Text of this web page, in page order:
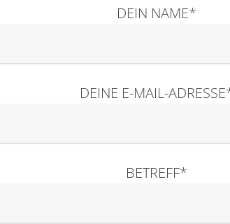
DEIN NAME*
DEINE E-MAIL-
BETREFF*